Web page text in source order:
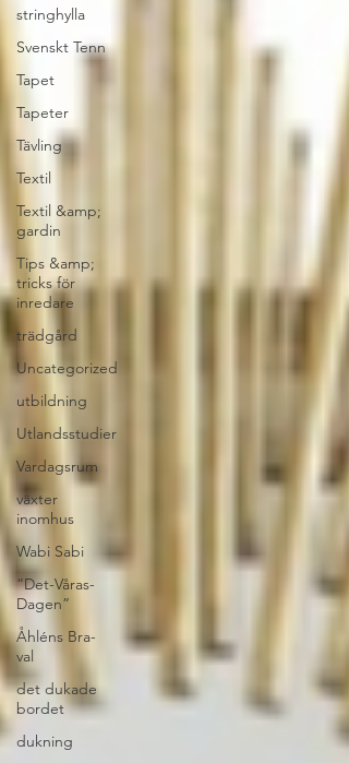
stringhylla
Svenskt Tenn
Tapet
Tapeter
Tävling
Textil
Textil &amp;
gardin
Tips &amp;
tricks för
inredare
trädgård
Uncategorized
utbildning
Utlandsstudier
Vardagsrum
växter
inomhus
Wabi Sabi
”Det-Våras-
Dagen”
Åhléns Bra-
val
det dukade
bordet
dukning